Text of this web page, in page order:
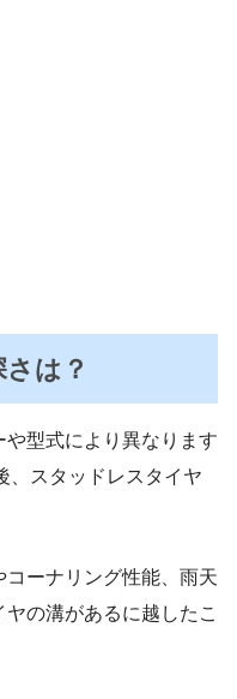
は？
型式により異なります
、スタッドレスタイヤ
ーナリング性能、雨天
の溝があるに越したこ